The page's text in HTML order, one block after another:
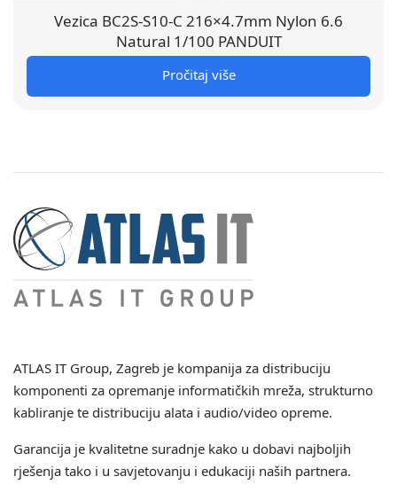
Vezica BC2S-S10-C 216×4.7mm Nylon 6.6
Natural 1/100 PANDUIT
Pročitaj više
ATLAS IT Group, Zagreb je kompanija za distribuciju
komponenti za opremanje informatičkih mreža, strukturno
kabliranje te distribuciju alata i audio/video opreme.
Garancija je kvalitetne suradnje kako u dobavi najboljih
rješenja tako i u savjetovanju i edukaciji naših partnera.